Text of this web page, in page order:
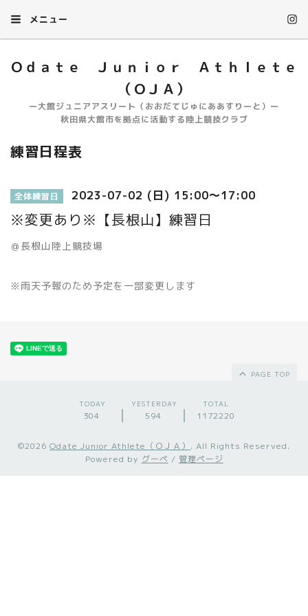
メニュー
Ｏｄａｔｅ Ｊｕｎｉｏｒ Ａｔｈｌｅｔｅ
（ＯＪＡ）
ー大館ジュニアアスリート（おおだてじゅにああすりーと）ー
秋田県大館市を拠点に活動する陸上競技クラブ
練習日程表
全体練習日 2023-07-02 (日) 15:00～17:00
※変更あり※【長根山】練習日
＠長根山陸上競技場
※雨天予報のため予定を一部変更します
PAGE TOP
TODAY
304
YESTERDAY
594
TOTAL
1172220
©2026 Odate Junior Athlete（ＯＪＡ） . All Rights Reserved.
Powered by グーペ / 管理ページ